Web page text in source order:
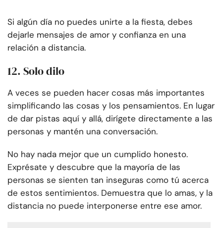
Si algún día no puedes unirte a la fiesta, debes
dejarle mensajes de amor y confianza en una
relación a distancia.
12. Solo dilo
A veces se pueden hacer cosas más importantes
simplificando las cosas y los pensamientos. En lugar
de dar pistas aquí y allá, dirígete directamente a las
personas y mantén una conversación.
No hay nada mejor que un cumplido honesto.
Exprésate y descubre que la mayoría de las
personas se sienten tan inseguras como tú acerca
de estos sentimientos. Demuestra que lo amas, y la
distancia no puede interponerse entre ese amor.